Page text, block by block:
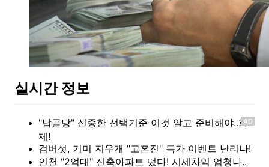
실시간 정보
AD